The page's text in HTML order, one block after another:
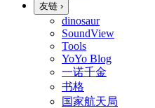
友链 ›
dinosaur
SoundView
Tools
YoYo Blog
一诺千金
书格
国家航天局